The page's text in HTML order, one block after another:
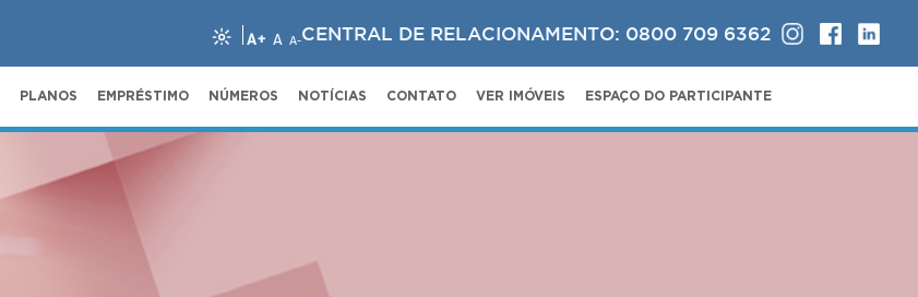
A+ A A-CENTRAL DE RELACIONAMENTO: 0800 709 6362
PLANOS EMPRÉSTIMO NÚMEROS NOTÍCIAS CONTATO VER IMÓVEIS ESPAÇO DO PARTICIPANTE